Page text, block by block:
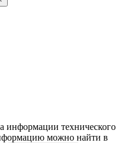
информации технического
можно найти в